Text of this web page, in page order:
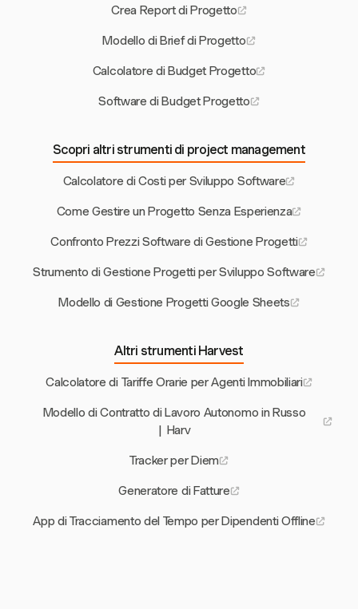
Crea Report di Progetto
Modello di Brief di Progetto
Calcolatore di Budget Progetto
Software di Budget Progetto
Scopri altri strumenti di project management
Calcolatore di Costi per Sviluppo Software
Come Gestire un Progetto Senza Esperienza
Confronto Prezzi Software di Gestione Progetti
Strumento di Gestione Progetti per Sviluppo Software
Modello di Gestione Progetti Google Sheets
Altri strumenti Harvest
Calcolatore di Tariffe Orarie per Agenti Immobiliari
Modello di Contratto di Lavoro Autonomo in Russo
| Harv
Tracker per Diem
Generatore di Fatture
App di Tracciamento del Tempo per Dipendenti Offline